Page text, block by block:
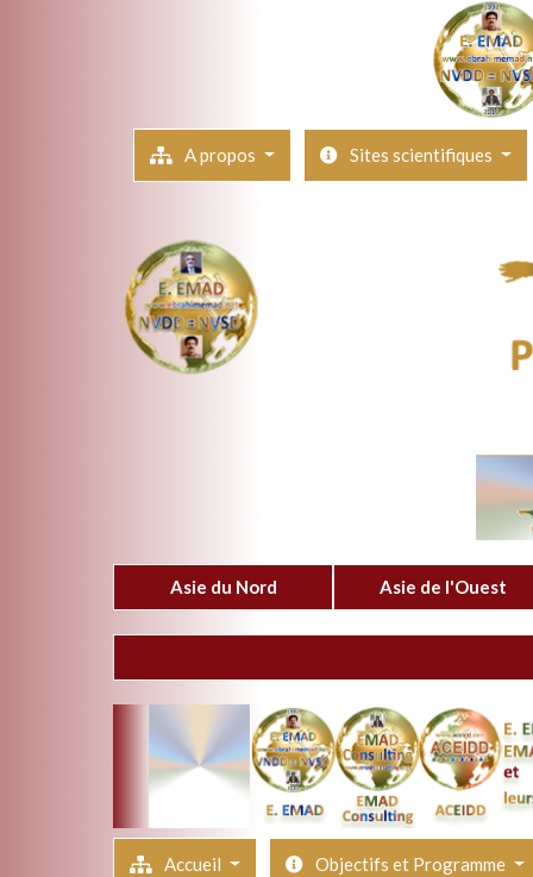
A propos Sites scientifiques
Asie du Nord Asie de l'Ouest
Accueil Objectifs et Programme